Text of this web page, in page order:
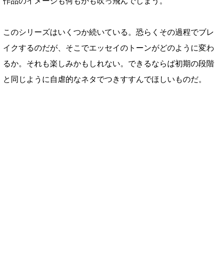
このシリーズはいくつか続いている。恐らくその過程でブレ
イクするのだが、そこでエッセイのトーンがどのように変わ
るか。それも楽しみかもしれない。できるならば初期の段階
と同じように自虐的なネタでつきすすんでほしいものだ。